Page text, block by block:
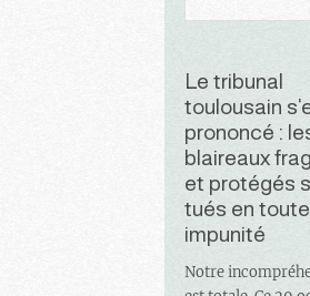
Le tribunal
toulousain
prononcé :
blaireaux
et protégés
tués en toute
impunité
Notre